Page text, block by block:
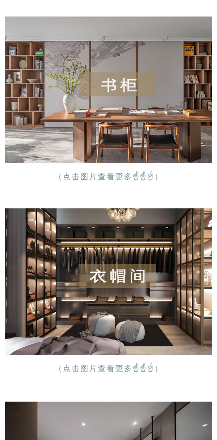
（点击图片查看更多 ☝ ☝ ☝ ）
（点击图片查看更多 ☝ ☝ ☝ ）